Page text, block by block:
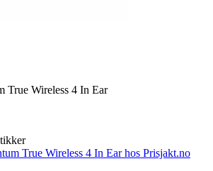
True Wireless 4 In Ear
True Wireless 4 In Ear hos Prisjakt.no